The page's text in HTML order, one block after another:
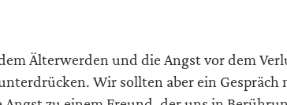
Älterwerden und die Angst vor dem
Wir sollten aber ein Gespräch